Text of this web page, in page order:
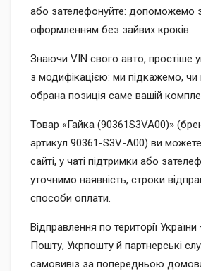
або зателефонуйте: допоможемо
оформленням без зайвих кроків.
Знаючи VIN свого авто, простіше
з модифікацією: ми підкажемо, чи
обрана позиція саме вашій
Товар «Гайка (90361S3VA00)»
артикул 90361-S3V-A00) ви
сайті, у чаті підтримки або
уточнимо наявність, строки
способи оплати.
Відправлення по території
Пошту, Укрпошту й партнерські
самовивіз за попередньою